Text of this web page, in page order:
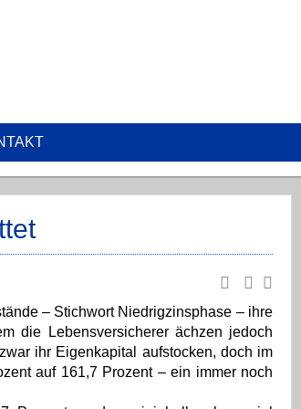
– Stichwort Niedrigzinsphase – ihre
die Lebensversicherer ächzen jedoch
ihr Eigenkapital aufstocken, doch im
auf 161,7 Prozent – ein immer noch